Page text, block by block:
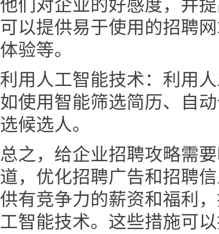
他们对企业的好感度，并
可以提供易于使用的招聘
体验等。
利用人工智能技术：利用
如使用智能筛选简历、自
选候选人。
总之，给企业招聘攻略需
道，优化招聘广告和招聘
供有竞争力的薪资和福利
工智能技术。这些措施可